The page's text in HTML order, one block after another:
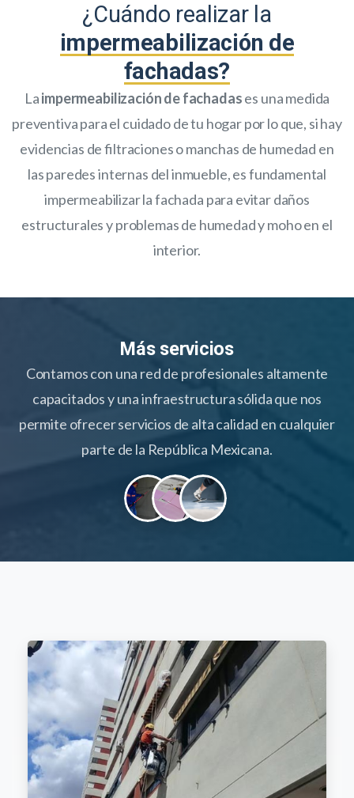
¿Cuándo realizar la
impermeabilización de
fachadas?
Laimpermeabilización de fachadases una medida
preventiva para el cuidado de tu hogar por lo que, si hay
evidencias de filtraciones o manchas de humedad en
las paredes internas del inmueble, es fundamental
impermeabilizar la fachada para evitar daños
estructurales y problemas de humedad y moho en el
interior.
Más servicios
Contamos con una red de profesionales altamente
capacitados y una infraestructura sólida que nos
permite ofrecer servicios de alta calidad en cualquier
parte de la República Mexicana.